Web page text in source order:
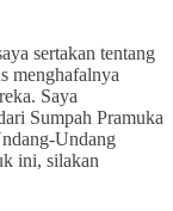
sertakan tentang
menghafalnya
Saya
Sumpah Pramuka
Undang
ini, silakan